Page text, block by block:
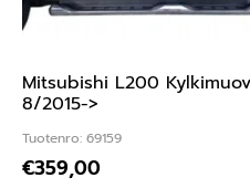
Mitsubishi L200
8/2015->
Tuotenro: 69159
€359,00